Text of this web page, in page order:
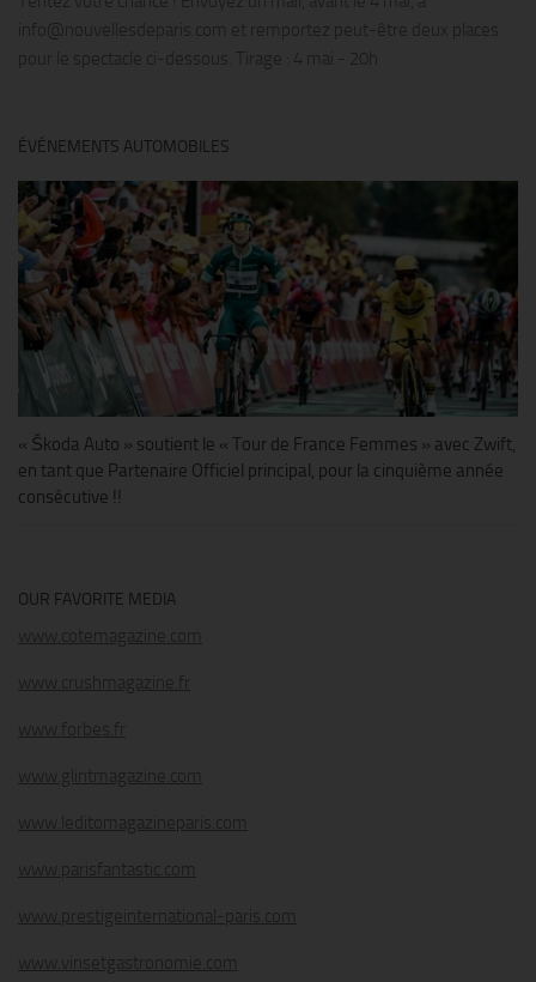
info@nouvellesdeparis.com et remportez peut-être deux places
pour le spectacle ci-dessous. Tirage : 4 mai - 20h
ÉVÉNEMENTS AUTOMOBILES
« Škoda Auto » soutient le « Tour de France Femmes » avec Zwift,
en tant que Partenaire Officiel principal, pour la cinquième année
consécutive !!
OUR FAVORITE MEDIA
www.cotemagazine.com
www.crushmagazine.fr
www.forbes.fr
www.glintmagazine.com
www.leditomagazineparis.com
www.parisfantastic.com
www.prestigeinternational-paris.com
www.vinsetgastronomie.com